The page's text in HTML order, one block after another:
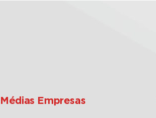
Médias Empresas